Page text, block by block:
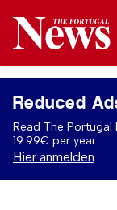
Reduced
Read The
19.99€ per year.
Hier anmelden